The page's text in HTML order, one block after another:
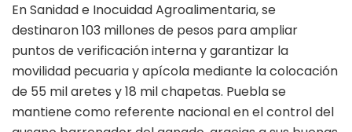
En Sanidad e Inocuidad Agroalimentaria, se
destinaron 103 millones de pesos para ampliar
puntos de verificación interna y garantizar la
movilidad pecuaria y apícola mediante la colocación
de 55 mil aretes y 18 mil chapetas. Puebla se
mantiene como referente nacional en el control del